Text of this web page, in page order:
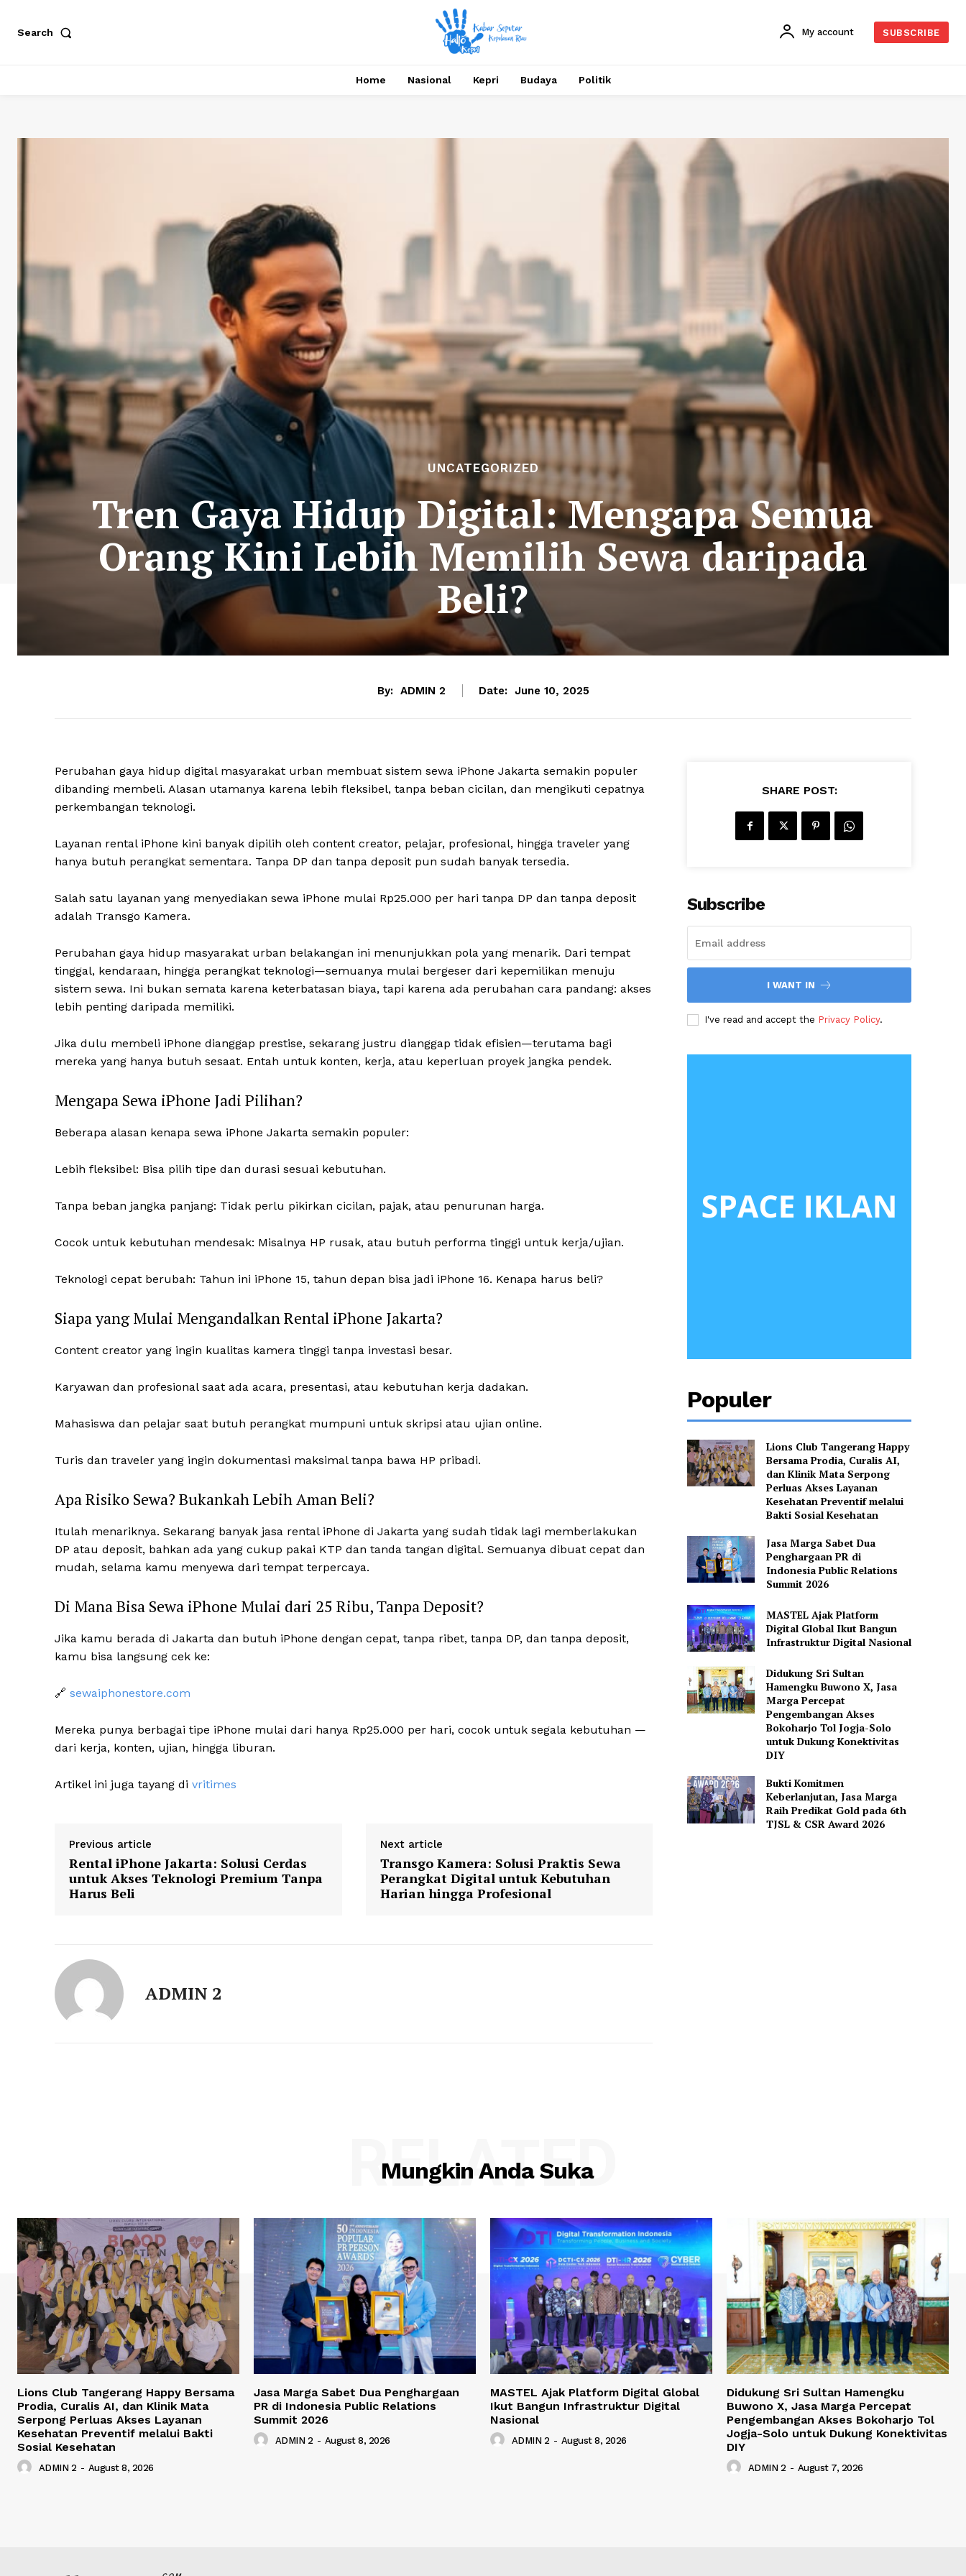
Search My account SUBSCRIBE
Home Nasional Kepri Budaya Politik
UNCATEGORIZED
Tren Gaya Hidup Digital: Mengapa Semua
Orang Kini Lebih Memilih Sewa daripada
Beli?
By: ADMIN 2 Date: June 10, 2025
Perubahan gaya hidup digital masyarakat urban membuat sistem sewa iPhone Jakarta semakin populer
dibanding membeli. Alasan utamanya karena lebih fleksibel, tanpa beban cicilan, dan mengikuti cepatnya
perkembangan teknologi.
Layanan rental iPhone kini banyak dipilih oleh content creator, pelajar, profesional, hingga traveler yang
hanya butuh perangkat sementara. Tanpa DP dan tanpa deposit pun sudah banyak tersedia.
Salah satu layanan yang menyediakan sewa iPhone mulai Rp25.000 per hari tanpa DP dan tanpa deposit
adalah Transgo Kamera.
Perubahan gaya hidup masyarakat urban belakangan ini menunjukkan pola yang menarik. Dari tempat
tinggal, kendaraan, hingga perangkat teknologi—semuanya mulai bergeser dari kepemilikan menuju
sistem sewa. Ini bukan semata karena keterbatasan biaya, tapi karena ada perubahan cara pandang: akses
lebih penting daripada memiliki.
Jika dulu membeli iPhone dianggap prestise, sekarang justru dianggap tidak efisien—terutama bagi
mereka yang hanya butuh sesaat. Entah untuk konten, kerja, atau keperluan proyek jangka pendek.
Mengapa Sewa iPhone Jadi Pilihan?
Beberapa alasan kenapa sewa iPhone Jakarta semakin populer:
Lebih fleksibel: Bisa pilih tipe dan durasi sesuai kebutuhan.
Tanpa beban jangka panjang: Tidak perlu pikirkan cicilan, pajak, atau penurunan harga.
Cocok untuk kebutuhan mendesak: Misalnya HP rusak, atau butuh performa tinggi untuk kerja/ujian.
Teknologi cepat berubah: Tahun ini iPhone 15, tahun depan bisa jadi iPhone 16. Kenapa harus beli?
Siapa yang Mulai Mengandalkan Rental iPhone Jakarta?
Content creator yang ingin kualitas kamera tinggi tanpa investasi besar.
Karyawan dan profesional saat ada acara, presentasi, atau kebutuhan kerja dadakan.
Mahasiswa dan pelajar saat butuh perangkat mumpuni untuk skripsi atau ujian online.
Turis dan traveler yang ingin dokumentasi maksimal tanpa bawa HP pribadi.
Apa Risiko Sewa? Bukankah Lebih Aman Beli?
Itulah menariknya. Sekarang banyak jasa rental iPhone di Jakarta yang sudah tidak lagi memberlakukan
DP atau deposit, bahkan ada yang cukup pakai KTP dan tanda tangan digital. Semuanya dibuat cepat dan
mudah, selama kamu menyewa dari tempat terpercaya.
Di Mana Bisa Sewa iPhone Mulai dari 25 Ribu, Tanpa Deposit?
Jika kamu berada di Jakarta dan butuh iPhone dengan cepat, tanpa ribet, tanpa DP, dan tanpa deposit,
kamu bisa langsung cek ke:
🔗 sewaiphonestore.com
Mereka punya berbagai tipe iPhone mulai dari hanya Rp25.000 per hari, cocok untuk segala kebutuhan —
dari kerja, konten, ujian, hingga liburan.
Artikel ini juga tayang di vritimes
Previous article
Rental iPhone Jakarta: Solusi Cerdas
untuk Akses Teknologi Premium Tanpa
Harus Beli
Next article
Transgo Kamera: Solusi Praktis Sewa
Perangkat Digital untuk Kebutuhan
Harian hingga Profesional
ADMIN 2
SHARE POST:
Subscribe
I WANT IN
I've read and accept the Privacy Policy.
Populer
Lions Club Tangerang Happy
Bersama Prodia, Curalis AI,
dan Klinik Mata Serpong
Perluas Akses Layanan
Kesehatan Preventif melalui
Bakti Sosial Kesehatan
Jasa Marga Sabet Dua
Penghargaan PR di
Indonesia Public Relations
Summit 2026
MASTEL Ajak Platform
Digital Global Ikut Bangun
Infrastruktur Digital Nasional
Didukung Sri Sultan
Hamengku Buwono X, Jasa
Marga Percepat
Pengembangan Akses
Bokoharjo Tol Jogja-Solo
untuk Dukung Konektivitas
DIY
Bukti Komitmen
Keberlanjutan, Jasa Marga
Raih Predikat Gold pada 6th
TJSL & CSR Award 2026
Mungkin Anda Suka
RELATED
Lions Club Tangerang Happy Bersama
Prodia, Curalis AI, dan Klinik Mata
Serpong Perluas Akses Layanan
Kesehatan Preventif melalui Bakti
Sosial Kesehatan
ADMIN 2 - August 8, 2026
Jasa Marga Sabet Dua Penghargaan
PR di Indonesia Public Relations
Summit 2026
ADMIN 2 - August 8, 2026
MASTEL Ajak Platform Digital Global
Ikut Bangun Infrastruktur Digital
Nasional
ADMIN 2 - August 8, 2026
Didukung Sri Sultan Hamengku
Buwono X, Jasa Marga Percepat
Pengembangan Akses Bokoharjo Tol
Jogja-Solo untuk Dukung Konektivitas
DIY
ADMIN 2 - August 7, 2026